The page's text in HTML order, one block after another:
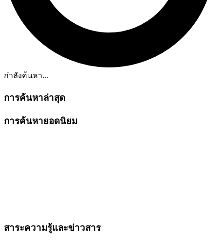
กำลังค้นหา...
การค้นหาล่าสุด
การค้นหายอดนิยม
สาระความรู้และข่าวสาร